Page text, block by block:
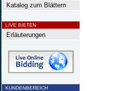
Katalog zum Blättern
LIVE BIETEN
Erläuterungen
KUNDENBEREICH